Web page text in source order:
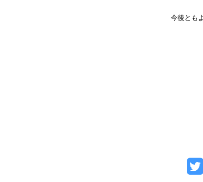
今後とも